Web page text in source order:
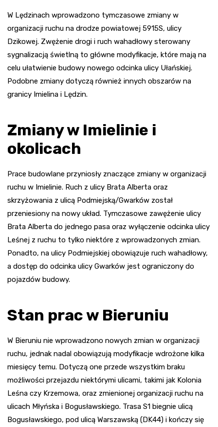
W Lędzinach wprowadzono tymczasowe zmiany w
organizacji ruchu na drodze powiatowej 5915S, ulicy
Dzikowej. Zwężenie drogi i ruch wahadłowy sterowany
sygnalizacją świetlną to główne modyfikacje, które mają na
celu ułatwienie budowy nowego odcinka ulicy Ułańskiej.
Podobne zmiany dotyczą również innych obszarów na
granicy Imielina i Lędzin.
Zmiany w Imielinie i
okolicach
Prace budowlane przyniosły znaczące zmiany w organizacji
ruchu w Imielinie. Ruch z ulicy Brata Alberta oraz
skrzyżowania z ulicą Podmiejską/Gwarków został
przeniesiony na nowy układ. Tymczasowe zawężenie ulicy
Brata Alberta do jednego pasa oraz wyłączenie odcinka ulicy
Leśnej z ruchu to tylko niektóre z wprowadzonych zmian.
Ponadto, na ulicy Podmiejskiej obowiązuje ruch wahadłowy,
a dostęp do odcinka ulicy Gwarków jest ograniczony do
pojazdów budowy.
Stan prac w Bieruniu
W Bieruniu nie wprowadzono nowych zmian w organizacji
ruchu, jednak nadal obowiązują modyfikacje wdrożone kilka
miesięcy temu. Dotyczą one przede wszystkim braku
możliwości przejazdu niektórymi ulicami, takimi jak Kolonia
Leśna czy Krzemowa, oraz zmienionej organizacji ruchu na
ulicach Młyńska i Bogusławskiego. Trasa S1 biegnie ulicą
Bogusławskiego, pod ulicą Warszawską (DK44) i kończy się